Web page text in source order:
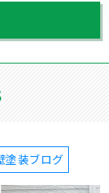
塗装ブログ